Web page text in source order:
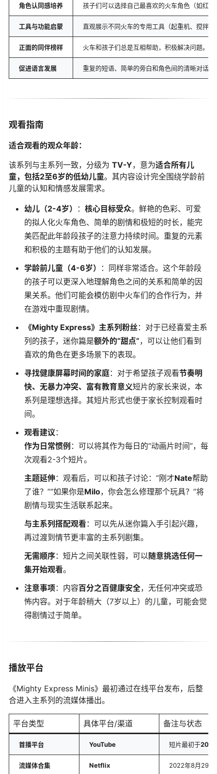
角色认同感培养 孩子们可以选择自己最喜欢的火车角色（如红
工具与功能启蒙 直观展示不同火车的专用工具（起重机、搅拌
正面的同伴榜样 火车和孩子们总是互相帮助，积极解决问题。
促进语言发展 重复的短语、简单的旁白和角色间的清晰对话。
观看指南
适合观看的观众年龄：
该系列与主系列一致，分级为 TV-Y，意为适合所有儿
童，包括2至6岁的低幼儿童。其内容设计完全围绕学龄前
儿童的认知和情感发展需求。
幼儿（2-4岁） ： 核心目标受众。鲜艳的色彩、可爱
的拟人化火车角色、简单的剧情和极短的时长，能完
美匹配此年龄段孩子的注意力持续时间。重复的元素
和积极的主题有助于他们的认知发展。
学龄前儿童（4-6岁）
：同样非常适合。这个年龄段
的孩子可以更深入地理解角色之间的关系和简单的因
果关系。他们可能会模仿剧中火车们的合作行为，并
在游戏中重现剧情。
《Mighty Express》主系列粉丝 ：对于已经喜爱主系
列的孩子，迷你篇是额外的“甜点”，可以让他们看到
喜欢的角色在更多场景下的表现。
寻找健康屏幕时间的家庭：对于希望孩子观看节奏明
快、无暴力冲突、富有教育意义短片的家长来说，本
系列是理想选择。其短片形式也便于家长控制观看时
间。
观看建议 ：
作为日常惯例 ：可以将其作为每日的“动画片时间”，每
次观看2-3个短片。
主题延伸：观看后，可以和孩子讨论：“刚才Nate帮助
了谁？”“如果你是Milo，你会怎么修理那个玩具？”将
剧情与现实生活联系起来。
与主系列搭配观看：可以先从迷你篇入手引起兴趣，
再过渡到情节更丰富的主系列剧集。
无需顺序：短片之间关联性弱，可以随意挑选任何一
集开始观看。
注意事项：内容百分之百健康安全，无任何冲突或恐
怖内容。对于年龄稍大（7岁以上）的儿童，可能会觉
得剧情过于简单。
播放平台
《Mighty Express Minis》最初通过在线平台发布，后整
合进入主系列的流媒体播出。
平台类型 具体平台/渠道 备注与状态
首播平台 YouTube 短片最初于
流媒体合集 Netflix 2022年8月29日